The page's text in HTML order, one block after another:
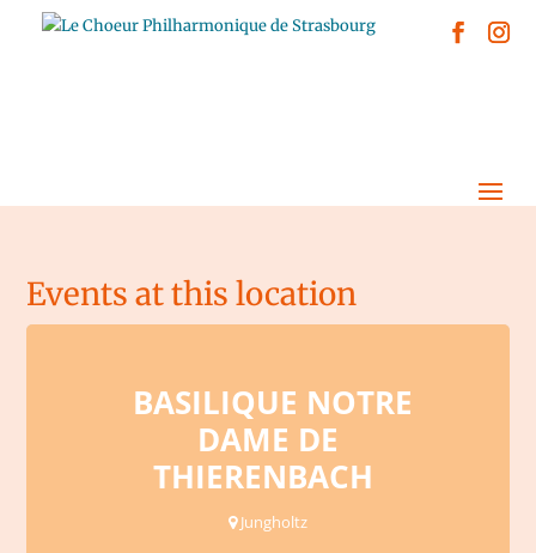
Events at this location
BASILIQUE NOTRE
DAME DE
THIERENBACH
Jungholtz